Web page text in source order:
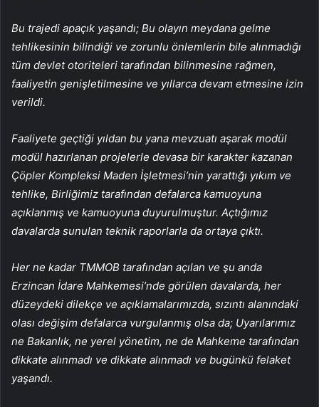
Bu trajedi apaçık yaşandı; Bu olayın meydana gelme
tehlikesinin bilindiği ve zorunlu önlemlerin bile alınmadığı
tüm devlet otoriteleri tarafından bilinmesine rağmen,
faaliyetin genişletilmesine ve yıllarca devam etmesine izin
verildi.
Faaliyete geçtiği yıldan bu yana mevzuatı aşarak modül
modül hazırlanan projelerle devasa bir karakter kazanan
Çöpler Kompleksi Maden İşletmesi’nin yarattığı yıkım ve
tehlike, Birliğimiz tarafından defalarca kamuoyuna
açıklanmış ve kamuoyuna duyurulmuştur. Açtığımız
davalarda sunulan teknik raporlarla da ortaya çıktı.
Her ne kadar TMMOB tarafından açılan ve şu anda
Erzincan İdare Mahkemesi’nde görülen davalarda, her
düzeydeki dilekçe ve açıklamalarımızda, sızıntı alanındaki
olası değişim defalarca vurgulanmış olsa da; Uyarılarımız
ne Bakanlık, ne yerel yönetim, ne de Mahkeme tarafından
dikkate alınmadı ve dikkate alınmadı ve bugünkü felaket
yaşandı.